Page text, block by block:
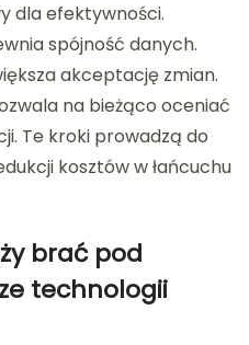
dla efektywności.
spójność danych.
akceptację zmian.
na bieżąco oceniać
Te kroki prowadzą do
kosztów w łańcuchu
brać pod
technologii